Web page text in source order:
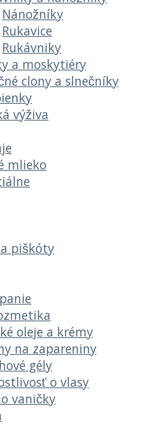
Nánožníky
Rukavice
Rukávniky
a moskytiéry
clony a slnečníky
výživa
mlieko
piškóty
oleje a krémy
na zapareniny
gély
o vlasy
vaničky